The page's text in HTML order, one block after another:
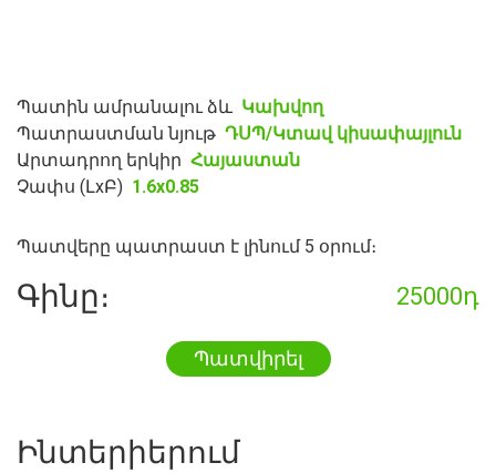
Պատին ամրանալու ձև Կախվող
Պատրաստման նյութ ԴՍՊ/Կտավ կիսափայլուն
Արտադրող երկիր Հայաստան
Չափս (ԼxԲ) 1.6x0.85
Պատվերը պատրաստ է լինում 5 օրում։
Գինը։ 25000դ
Պատվիրել
Ինտերիերում